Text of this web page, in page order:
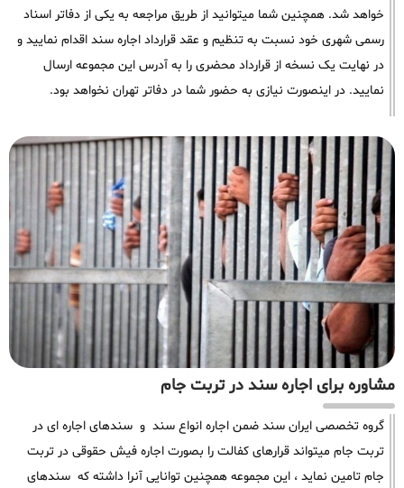
خواهد شد. همچنین شما میتوانید از طریق مراجعه به یکی از دفاتر اسناد
رسمی شهری خود نسبت به تنظیم و عقد قرارداد اجاره سند اقدام نمایید و
در نهایت یک نسخه از قرارداد محضری را به آدرس این مجموعه ارسال
نمایید. در اینصورت نیازی به حضور شما در دفاتر تهران نخواهد بود.
مشاوره برای اجاره سند در تربت جام
گروه تخصصی ایران سند ضمن اجاره انواع سند و سندهای اجاره ای در
تربت جام میتواند قرارهای کفالت را بصورت اجاره فیش حقوقی در تربت
جام تامین نماید ، این مجموعه همچنین توانایی آنرا داشته که سندهای